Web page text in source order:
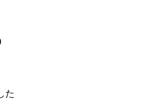
た